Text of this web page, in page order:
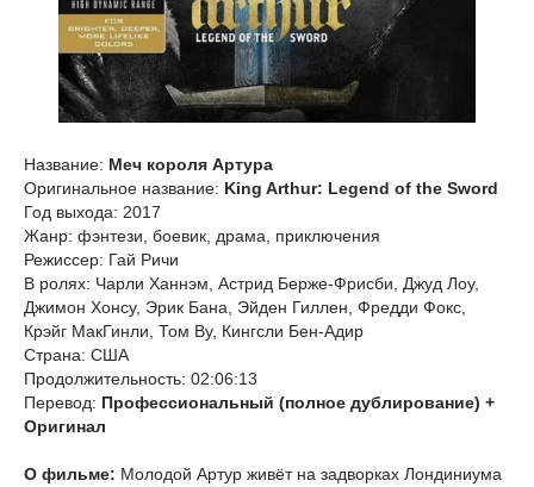
Название: Меч короля Артура
Оригинальное название: King Arthur: Legend of the Sword
Год выхода: 2017
Жанр: фэнтези, боевик, драма, приключения
Режиссер: Гай Ричи
В ролях: Чарли Ханнэм, Астрид Берже-Фрисби, Джуд Лоу,
Джимон Хонсу, Эрик Бана, Эйден Гиллен, Фредди Фокс,
Крэйг МакГинли, Том Ву, Кингсли Бен-Адир
Страна: США
Продолжительность: 02:06:13
Перевод: Профессиональный (полное дублирование) +
Оригинал
О фильме: Молодой Артур живёт на задворках Лондиниума